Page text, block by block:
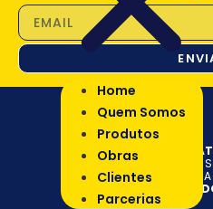
Home
Quem Somos
Produtos
Obras
Clientes
Parcerias
HORÁRIO DE
DAS7H AS 18H
DE
DAS7H AS 14H
DOM. E